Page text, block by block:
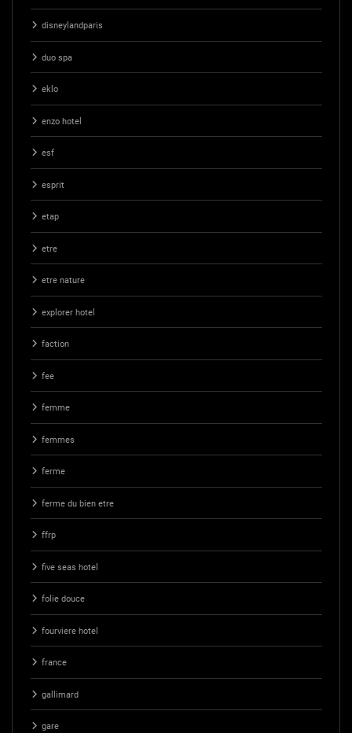
disneylandparis
duo spa
eklo
enzo hotel
esf
esprit
etap
etre
etre nature
explorer hotel
faction
fee
femme
femmes
ferme
ferme du bien etre
ffrp
five seas hotel
folie douce
fourviere hotel
france
gallimard
gare